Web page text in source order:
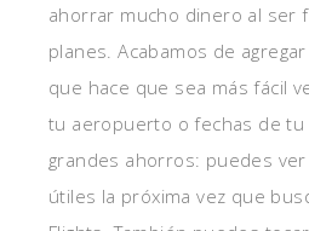
ahorrar mucho dinero al ser
planes. Acabamos de
que hace que sea más fácil
tu aeropuerto o fechas de tu
grandes ahorros: puedes
útiles la próxima vez que